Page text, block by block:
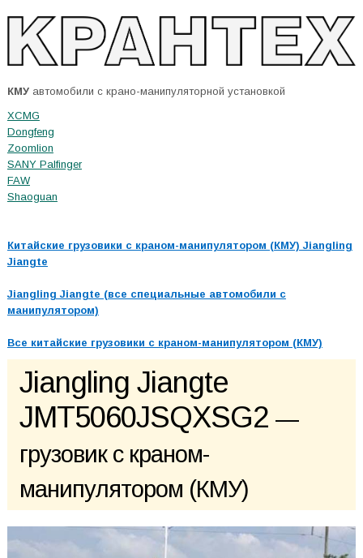
КМУавтомобили с крано-манипуляторной установкой
XCMG
Dongfeng
Zoomlion
SANY Palfinger
FAW
Shaoguan
Китайские грузовики с краном-манипулятором (КМУ) Jiangling
Jiangte
Jiangling Jiangte (все специальные автомобили с
манипулятором)
Все китайские грузовики с краном-манипулятором (КМУ)
Jiangling Jiangte
JMT5060JSQXSG2 —
грузовик с краном-
манипулятором (КМУ)